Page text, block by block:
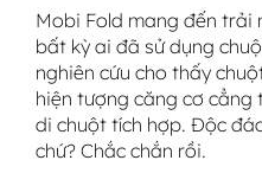
Mobi Fold mang đến trải
bất kỳ ai đã sử dụng
nghiên cứu cho thấy
hiện tượng căng cơ cẳng
di chuột tích hợp. Độc
chứ? Chắc chắn rồi.